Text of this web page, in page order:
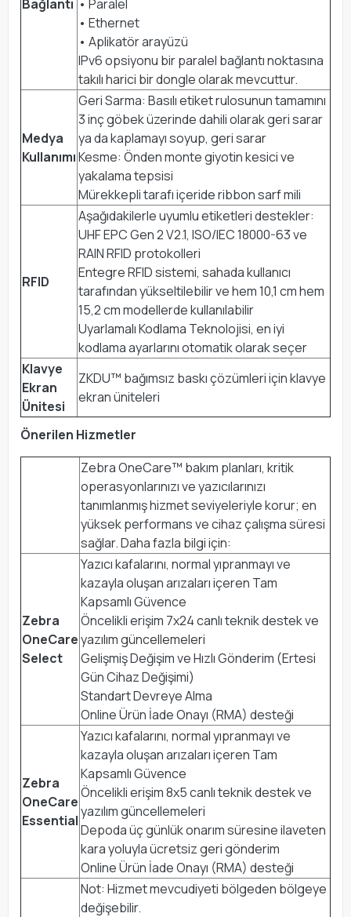
Bağlantı • Paralel
• Ethernet
• Aplikatör arayüzü
IPv6 opsiyonu bir paralel bağlantı noktasına
takılı harici bir dongle olarak mevcuttur.
Medya
Kullanımı
Geri Sarma: Basılı etiket rulosunun tamamını
3 inç göbek üzerinde dahili olarak geri sarar
ya da kaplamayı soyup, geri sarar
Kesme: Önden monte giyotin kesici ve
yakalama tepsisi
Mürekkepli tarafı içeride ribbon sarf mili
RFID
Aşağıdakilerle uyumlu etiketleri destekler:
UHF EPC Gen 2 V2.1, ISO/IEC 18000-63 ve
RAIN RFID protokolleri
Entegre RFID sistemi, sahada kullanıcı
tarafından yükseltilebilir ve hem 10,1 cm hem
15,2 cm modellerde kullanılabilir
Uyarlamalı Kodlama Teknolojisi, en iyi
kodlama ayarlarını otomatik olarak seçer
Klavye
Ekran
Ünitesi
ZKDU™ bağımsız baskı çözümleri için klavye
ekran üniteleri
Önerilen Hizmetler
Zebra OneCare™ bakım planları, kritik
operasyonlarınızı ve yazıcılarınızı
tanımlanmış hizmet seviyeleriyle korur; en
yüksek performans ve cihaz çalışma süresi
sağlar. Daha fazla bilgi için:
Zebra
OneCare
Select
Yazıcı kafalarını, normal yıpranmayı ve
kazayla oluşan arızaları içeren Tam
Kapsamlı Güvence
Öncelikli erişim 7x24 canlı teknik destek ve
yazılım güncellemeleri
Gelişmiş Değişim ve Hızlı Gönderim (Ertesi
Gün Cihaz Değişimi)
Standart Devreye Alma
Online Ürün İade Onayı (RMA) desteği
Zebra
OneCare
Essential
Yazıcı kafalarını, normal yıpranmayı ve
kazayla oluşan arızaları içeren Tam
Kapsamlı Güvence
Öncelikli erişim 8x5 canlı teknik destek ve
yazılım güncellemeleri
Depoda üç günlük onarım süresine ilaveten
kara yoluyla ücretsiz geri gönderim
Online Ürün İade Onayı (RMA) desteği
Not: Hizmet mevcudiyeti bölgeden bölgeye
değişebilir.